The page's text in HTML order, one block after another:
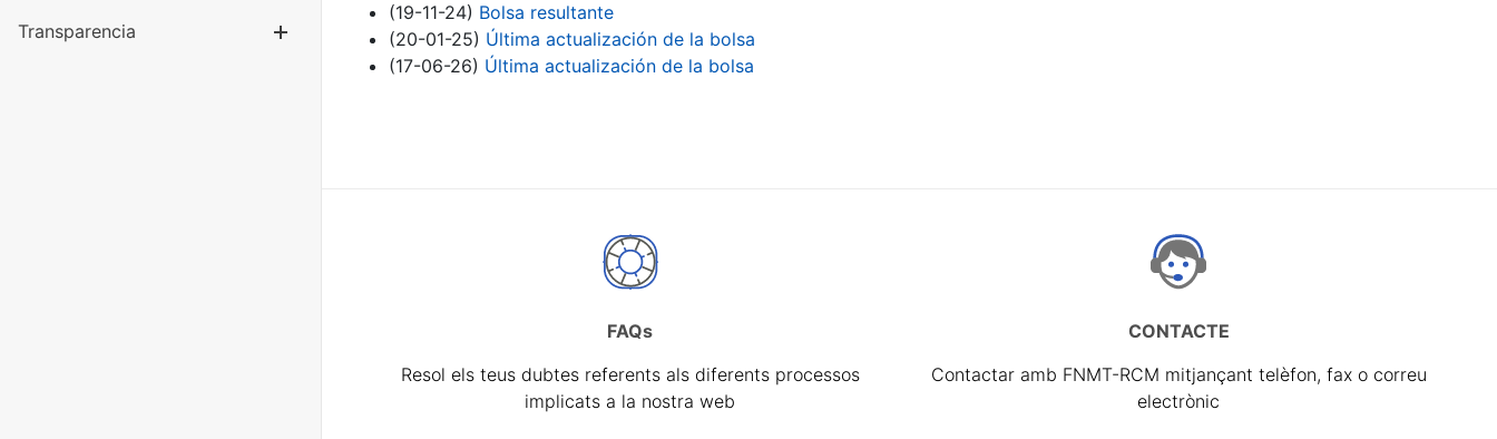
Transparencia Mostra/Amaga
(19-11-24) Bolsa resultante
(20-01-25) Última actualización de la bolsa
(17-06-26) Última actualización de la bolsa
FAQs
Resol els teus dubtes referents als diferents processos
implicats a la nostra web
CONTACTE
Contactar amb FNMT-RCM mitjançant telèfon, fax o correu
electrònic